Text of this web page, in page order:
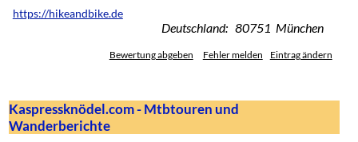
https://hikeandbike.de
Deutschland: 80751 München
Bewertung abgeben Fehler melden Eintrag ändern
Kaspressknödel.com - Mtbtouren und
Wanderberichte